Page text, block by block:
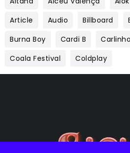
Article
Audio Billboard
Burna Boy
Cardi B
Coala Festival
Coldplay